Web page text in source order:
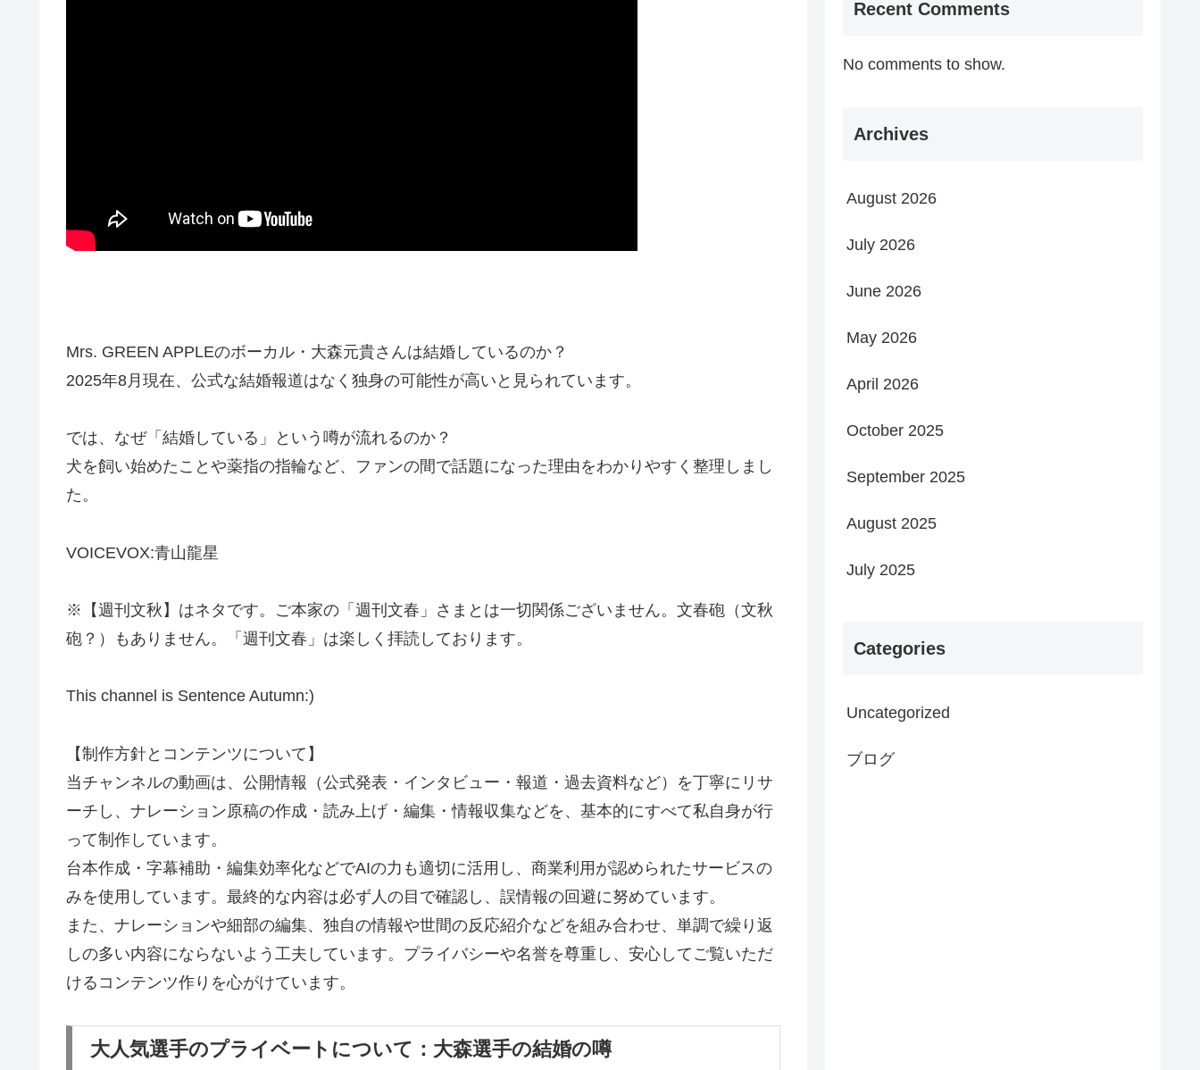
Mrs. GREEN APPLEのボーカル・大森元貴さんは結婚しているのか？
2025年8月現在、公式な結婚報道はなく独身の可能性が高いと見られています。
では、なぜ「結婚している」という噂が流れるのか？
犬を飼い始めたことや薬指の指輪など、ファンの間で話題になった理由をわかりやすく整理しまし
た。
VOICEVOX:青山龍星
※【週刊文秋】はネタです。ご本家の「週刊文春」さまとは一切関係ございません。文春砲（文秋
砲？）もありません。「週刊文春」は楽しく拝読しております。
This channel is Sentence Autumn:)
【制作方針とコンテンツについて】
当チャンネルの動画は、公開情報（公式発表・インタビュー・報道・過去資料など）を丁寧にリサ
ーチし、ナレーション原稿の作成・読み上げ・編集・情報収集などを、基本的にすべて私自身が行
って制作しています。
台本作成・字幕補助・編集効率化などでAIの力も適切に活用し、商業利用が認められたサービスの
みを使用しています。最終的な内容は必ず人の目で確認し、誤情報の回避に努めています。
また、ナレーションや細部の編集、独自の情報や世間の反応紹介などを組み合わせ、単調で繰り返
しの多い内容にならないよう工夫しています。プライバシーや名誉を尊重し、安心してご覧いただ
けるコンテンツ作りを心がけています。
大人気選手のプライベートについて：大森選手の結婚の噂
Recent Comments
No comments to show.
Archives
August 2026
July 2026
June 2026
May 2026
April 2026
October 2025
September 2025
August 2025
July 2025
Categories
Uncategorized
ブログ